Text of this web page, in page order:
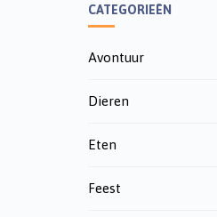
CATEGORIEËN
Avontuur
Dieren
Eten
Feest